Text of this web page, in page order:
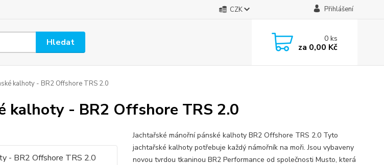
CZK Přihlášení
Hledat 0ks
za 0,00 Kč
kalhoty - BR2 Offshore TRS 2.0
kalhoty - BR2 Offshore TRS 2.0
Jachtařské mánořní pánské kalhoty BR2 Offshore TRS 2.0 Tyto
jachtařské kalhoty potřebuje každý námořník na moři. Jsou vybaveny
novou tvrdou tkaninou BR2 Performance od společnosti Musto, která